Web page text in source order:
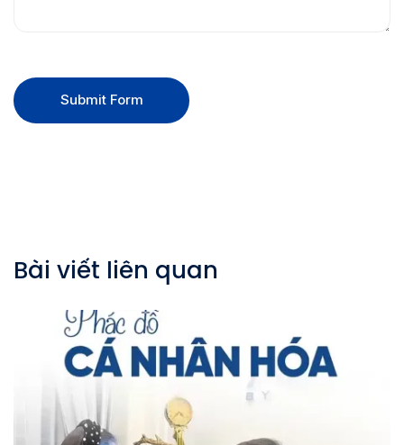
Submit Form
Bài viết liên quan